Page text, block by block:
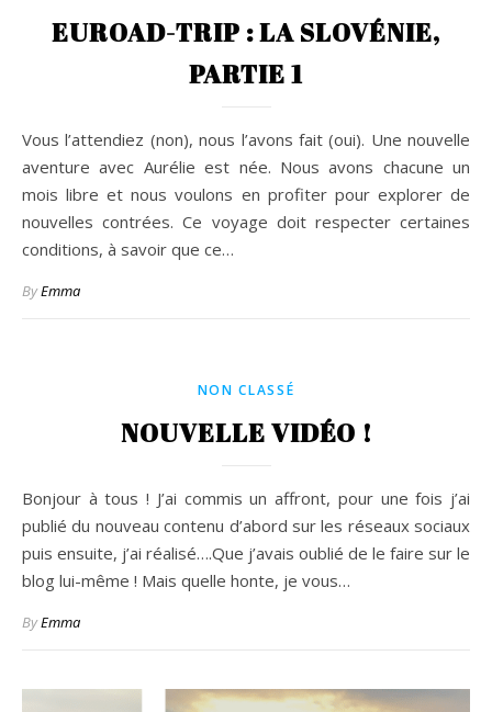
EUROAD-TRIP : LA SLOVÉNIE,
PARTIE 1
Vous l’attendiez (non), nous l’avons fait (oui). Une nouvelle
aventure avec Aurélie est née. Nous avons chacune un
mois libre et nous voulons en profiter pour explorer de
nouvelles contrées. Ce voyage doit respecter certaines
conditions, à savoir que ce…
ByEmma
NON CLASSÉ
NOUVELLE VIDÉO !
Bonjour à tous ! J’ai commis un affront, pour une fois j’ai
publié du nouveau contenu d’abord sur les réseaux sociaux
puis ensuite, j’ai réalisé….Que j’avais oublié de le faire sur le
blog lui-même ! Mais quelle honte, je vous…
ByEmma